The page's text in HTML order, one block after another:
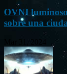
OVNI
sobre una